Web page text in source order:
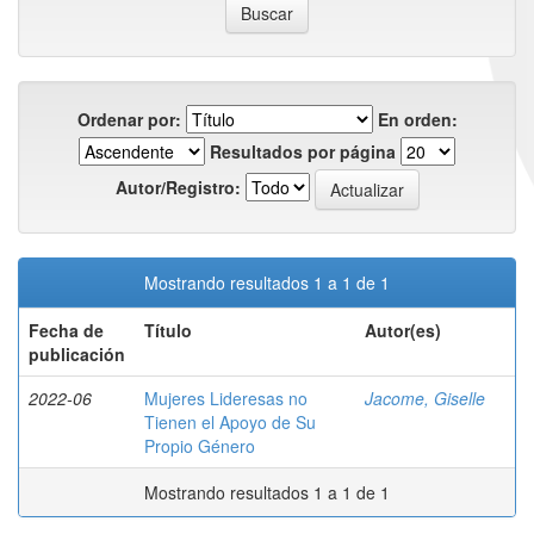
Ordenar por:
En orden:
Resultados por página
Autor/Registro:
Mostrando resultados 1 a 1 de 1
Fecha de
publicación
Título Autor(es)
2022-06
Mujeres Lideresas no
Tienen el Apoyo de Su
Propio Género
Jacome, Giselle
Mostrando resultados 1 a 1 de 1